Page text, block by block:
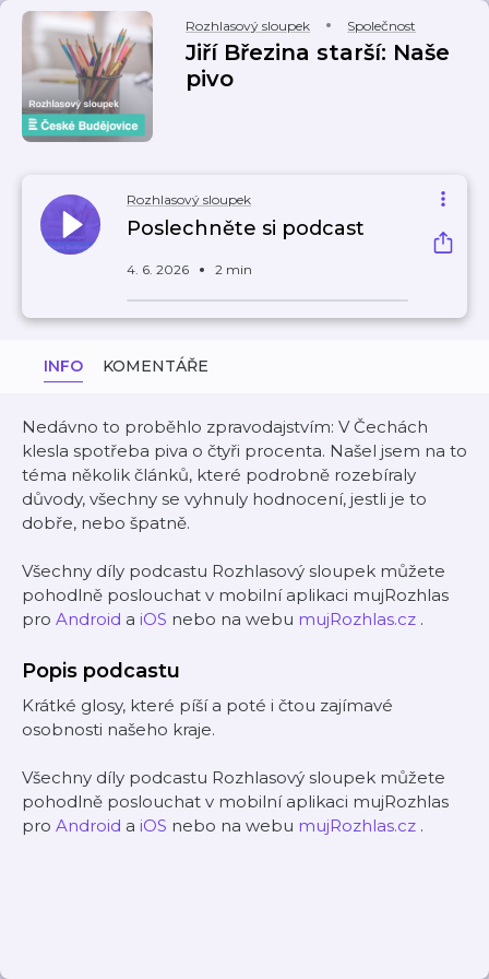
Rozhlasový sloupek Společnost
Jiří Březina starší: Naše
pivo
Rozhlasový sloupek
Poslechněte si podcast
4. 6. 2026 2 min
INFO KOMENTÁŘE
Nedávno to proběhlo zpravodajstvím: V Čechách
klesla spotřeba piva o čtyři procenta. Našel jsem na to
téma několik článků, které podrobně rozebíraly
důvody, všechny se vyhnuly hodnocení, jestli je to
dobře, nebo špatně.
Všechny díly podcastu Rozhlasový sloupek můžete
pohodlně poslouchat v mobilní aplikaci mujRozhlas
pro Android a iOS nebo na webu mujRozhlas.cz .
Popis podcastu
Krátké glosy, které píší a poté i čtou zajímavé
osobnosti našeho kraje.
Všechny díly podcastu Rozhlasový sloupek můžete
pohodlně poslouchat v mobilní aplikaci mujRozhlas
pro Android a iOS nebo na webu mujRozhlas.cz .